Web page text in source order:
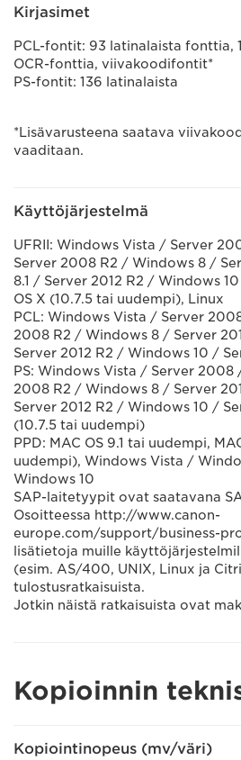
Kirjasimet
PCL-fontit: 93 latinalaista
OCR-fonttia, viivakoodifontit*
PS-fontit: 136 latinalaista
*Lisävarusteena saatava
vaaditaan.
Käyttöjärjestelmä
UFRII: Windows Vista / Server
Server 2008 R2 / Windows 8 /
8.1 / Server 2012 R2 / Windows
OS X (10.7.5 tai uudempi), Linux
PCL: Windows Vista / Server
2008 R2 / Windows 8 / Server
Server 2012 R2 / Windows 10 /
PS: Windows Vista / Server
2008 R2 / Windows 8 / Server
Server 2012 R2 / Windows 10 /
(10.7.5 tai uudempi)
PPD: MAC OS 9.1 tai uudempi,
uudempi), Windows Vista /
Windows 10
SAP-laitetyypit ovat saatavana
Osoitteessa http://www.canon-
europe.com/support/business-
lisätietoja muille
(esim. AS/400, UNIX, Linux ja
tulostusratkaisuista.
Jotkin näistä ratkaisuista ovat
Kopioinnin
Kopiointinopeus (mv/väri)